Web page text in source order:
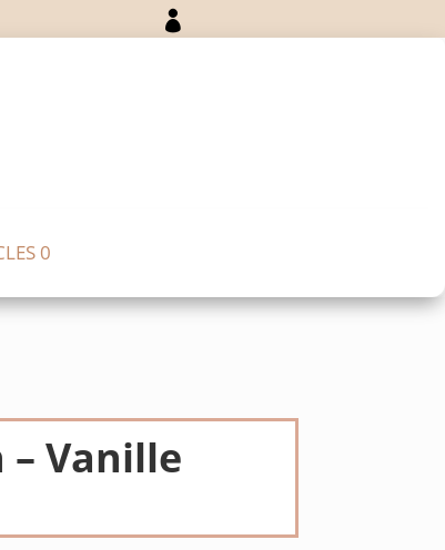

0
– Vanille